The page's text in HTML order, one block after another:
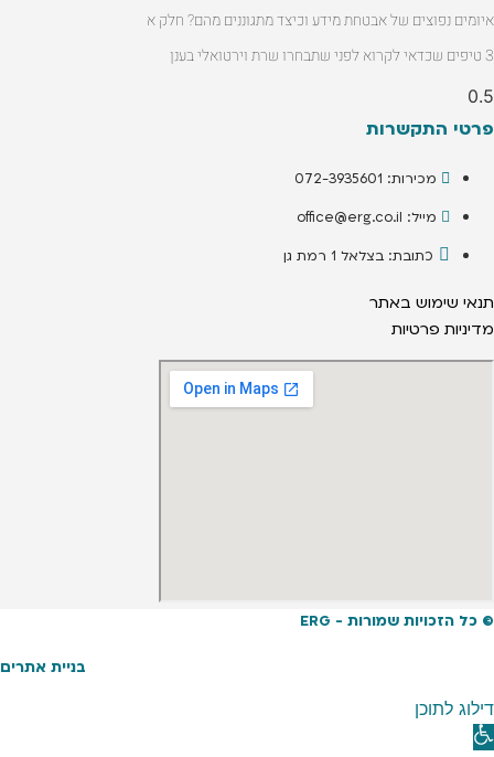
איומים נפוצים של אבטחת מידע וכיצד מתגוננים מהם? חלק א
3 טיפים שכדאי לקרוא לפני שתבחרו שרת וירטואלי בענן
פרטי התקשרות
מכירות: 072-3935601
מייל: office@erg.co.il
כתובת: בצלאל 1 רמת גן
תנאי שימוש באתר
מדיניות פרטיות
© כל הזכויות שמורות - ERG
בניית אתרים
דילוג לתוכן
פתח